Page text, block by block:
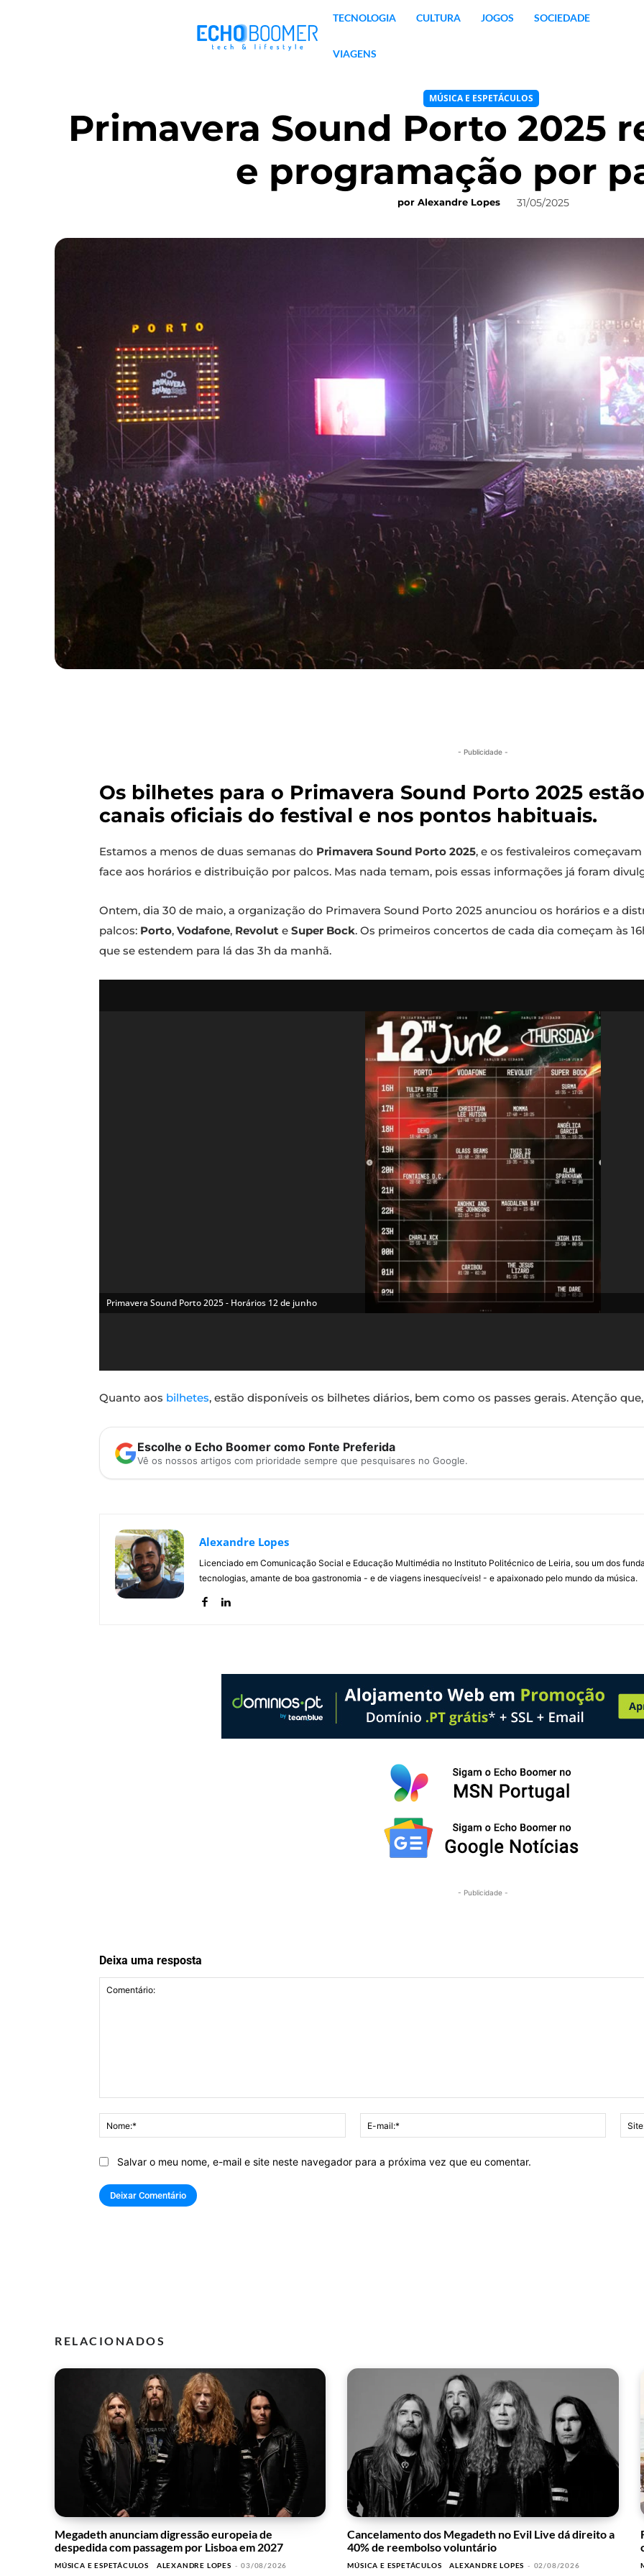
TECNOLOGIA CULTURA JOGOS SOCIEDADE
VIAGENS
MÚSICA E ESPETÁCULOS
Primavera Sound Porto 2025
e programação por
por Alexandre Lopes 31/05/2025
- Publicidade -
Os bilhetes para o Primavera Sound Porto 2025
canais oficiais do festival e nos pontos habituais.
Estamos a menos de duas semanas do Primavera Sound Porto 2025, e os festivaleiros
face aos horários e distribuição por palcos. Mas nada temam, pois essas informações já foram
Ontem, dia 30 de maio, a organização do Primavera Sound Porto 2025 anunciou os horários e a
palcos: Porto, Vodafone, Revolut e Super Bock. Os primeiros concertos de cada dia começam às
que se estendem para lá das 3h da manhã.
Primavera Sound Porto 2025 - Horários 12 de junho
Primavera Sound Porto 2025 - Horários 13 de junho
Primavera Sound Porto 2025 - Horários 15 de junho
Quanto aos bilhetes, estão disponíveis os bilhetes diários, bem como os passes gerais. Atenção
Escolhe o Echo Boomer como Fonte Preferida
Vê os nossos artigos com prioridade sempre que pesquisares no Google.
Alexandre Lopes
Licenciado em Comunicação Social e Educação Multimédia no Instituto Politécnico de Leiria, sou um dos
tecnologias, amante de boa gastronomia - e de viagens inesquecíveis! - e apaixonado pelo mundo da música.
- Publicidade -
Deixa uma resposta
Nome:*
mail:*
Salvar o meu nome, e-mail e site neste navegador para a próxima vez que eu comentar.
RELACIONADOS
Megadeth anunciam digressão europeia de
despedida com passagem por Lisboa em 2027
MÚSICA E ESPETÁCULOS ALEXANDRE LOPES - 03/08/2026
Cancelamento dos Megadeth no Evil Live dá direito a
40% de reembolso voluntário
MÚSICA E ESPETÁCULOS ALEXANDRE LOPES - 02/08/2026